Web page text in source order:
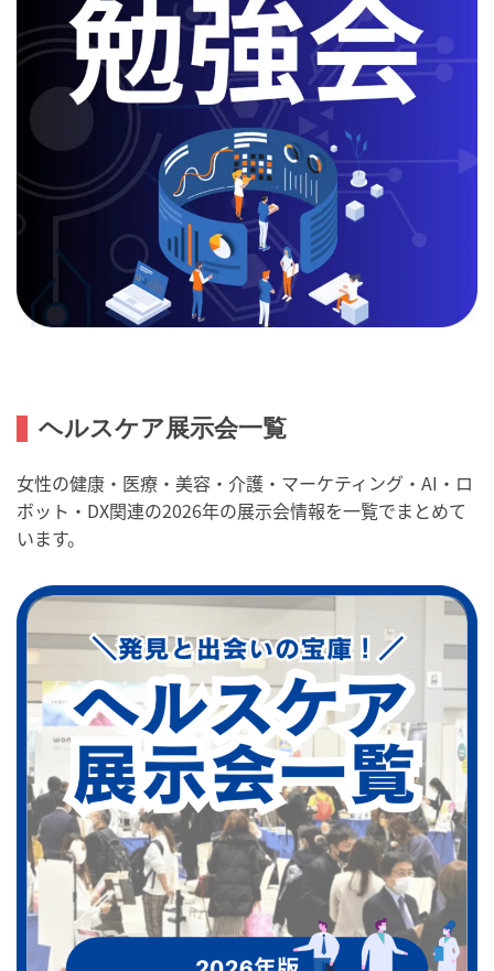
ヘルスケア展示会一覧
女性の健康・医療・美容・介護・マーケティング・AI・ロ
ボット・DX関連の2026年の展示会情報を一覧でまとめて
います。